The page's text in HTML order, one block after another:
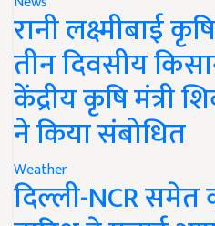
रानी लक्ष्मीबाई
तीन दिवसीय
केंद्रीय कृषि मंत्री
ने किया संबोधित
Weather
दिल्ली-NCR समेत